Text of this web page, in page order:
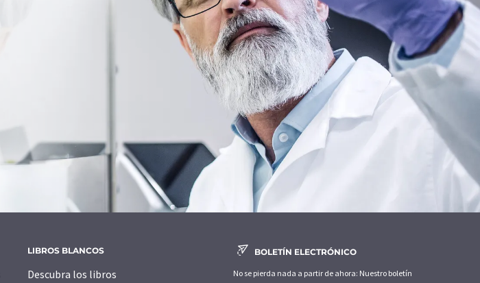
LIBROS BLANCOS
Descubra los libros
BOLETÍN ELECTRÓNICO
No se pierda nada a partir de ahora: Nuestro boletín